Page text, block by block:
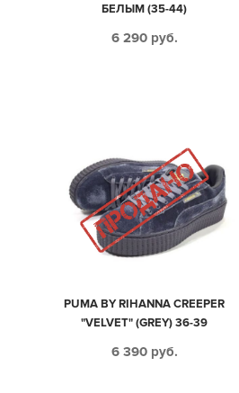
БЕЛЫМ (35-44)
6 290 руб.
PUMA BY RIHANNA CREEPER
"VELVET" (GREY) 36-39
6 390 руб.